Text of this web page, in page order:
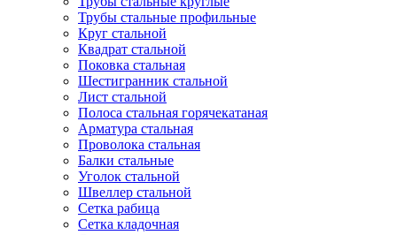
Трубы стальные профильные
Круг стальной
Квадрат стальной
Поковка стальная
Шестигранник стальной
Лист стальной
Полоса стальная горячекатаная
Арматура стальная
Проволока стальная
Балки стальные
Уголок стальной
Швеллер стальной
Сетка рабица
Сетка кладочная